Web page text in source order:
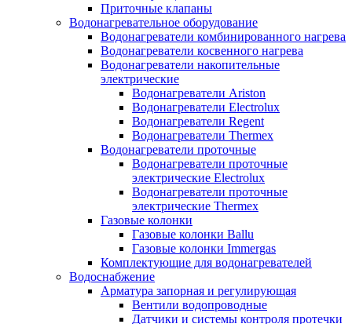
Приточные клапаны
Водонагревательное оборудование
Водонагреватели комбинированного нагрева
Водонагреватели косвенного нагрева
Водонагреватели накопительные
электрические
Водонагреватели Ariston
Водонагреватели Electrolux
Водонагреватели Regent
Водонагреватели Thermex
Водонагреватели проточные
Водонагреватели проточные
электрические Electrolux
Водонагреватели проточные
электрические Thermex
Газовые колонки
Газовые колонки Ballu
Газовые колонки Immergas
Комплектующие для водонагревателей
Водоснабжение
Арматура запорная и регулирующая
Вентили водопроводные
Датчики и системы контроля протечки